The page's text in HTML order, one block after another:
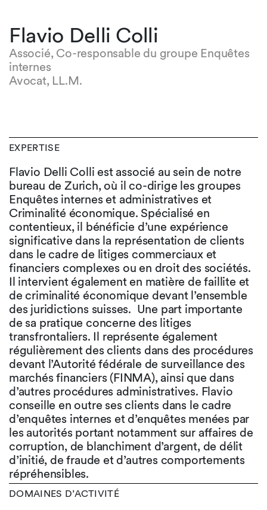
Flavio Delli Colli
Associé, Co-responsable du groupe Enquêtes
internes
Avocat, LL.M.
EXPERTISE
Flavio Delli Colli est associé au sein de notre
bureau de Zurich, où il co-dirige les groupes
Enquêtes internes et administratives et
Criminalité économique. Spécialisé en
contentieux, il bénéficie d’une expérience
significative dans la représentation de clients
dans le cadre de litiges commerciaux et
financiers complexes ou en droit des sociétés.
Il intervient également en matière de faillite et
de criminalité économique devant l’ensemble
des juridictions suisses. Une part importante
de sa pratique concerne des litiges
transfrontaliers. Il représente également
régulièrement des clients dans des procédures
devant l’Autorité fédérale de surveillance des
marchés financiers (FINMA), ainsi que dans
d’autres procédures administratives. Flavio
conseille en outre ses clients dans le cadre
d’enquêtes internes et d’enquêtes menées par
les autorités portant notamment sur affaires de
corruption, de blanchiment d’argent, de délit
d’initié, de fraude et d’autres comportements
répréhensibles.
DOMAINES D’ACTIVITÉ